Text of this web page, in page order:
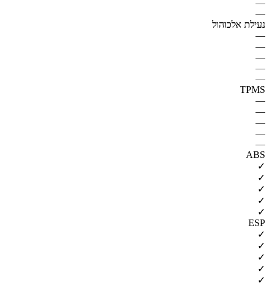
—
—
נעילת אלכוהול
—
—
—
—
—
TPMS
—
—
—
—
—
ABS
✓
✓
✓
✓
✓
ESP
✓
✓
✓
✓
✓